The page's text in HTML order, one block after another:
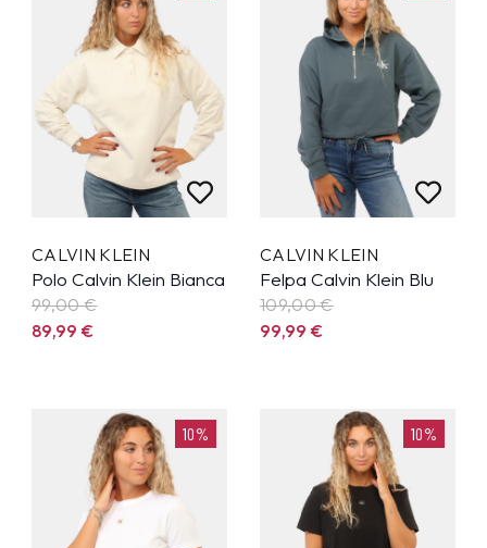
CALVIN KLEIN
Polo Calvin Klein Bianca
99,00 €
89,99€
CALVIN KLEIN
Felpa Calvin Klein Blu
109,00 €
99,99€
10% 10%